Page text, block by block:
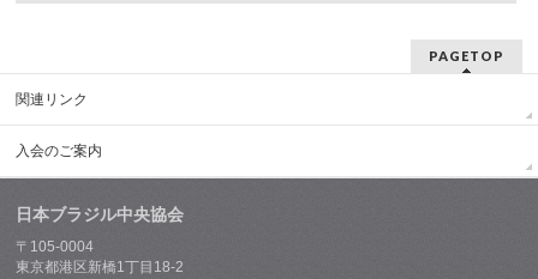
PAGETOP
関連リンク
入会のご案内
日本ブラジル中央協会
〒105-0004
東京都港区新橋1丁目18-2